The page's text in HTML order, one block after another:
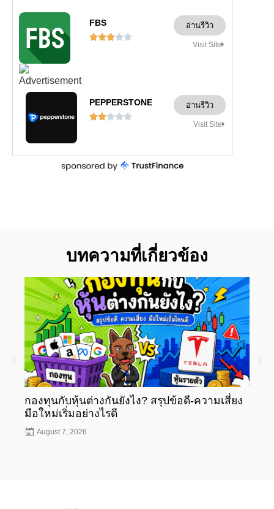
FBS

อ่านรีวิว
Visit Site
PEPPERSTONE

อ่านรีวิว
Visit Site
บทความที่เกี่ยวข้อง
กองทุนกับหุ้นต่างกันยังไง? สรุปข้อดี-ความเสี่ยง
มือใหม่เริ่มอย่างไรดี
August 7, 2026